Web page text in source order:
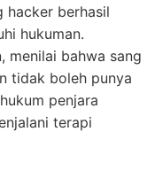
hacker berhasil
hukuman.
menilai bahwa sang
tidak boleh punya
penjara
terapi